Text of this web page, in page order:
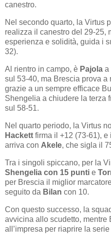
canestro.
Nel secondo quarto, la Virtus
realizza il canestro del 29-25,
esperienza e solidità, guida i
32).
Al rientro in campo, è Pajola a
sul 53-40, ma Brescia prova
grazie a un sempre efficace
Shengelia a chiudere la terza
sul 58-51.
Nel quarto periodo, la Virtus
Hackett firma il +12 (73-61),
arriva con Akele, che sigla il
Tra i singoli spiccano, per la
Shengelia con 15 punti e
per Brescia il miglior
seguito da Bilan con 10.
Con questo successo, la
avvicina allo scudetto, mentre
all’impresa per riaprire la